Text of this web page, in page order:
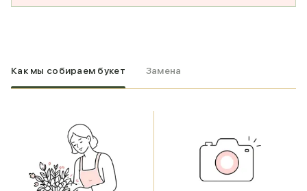
Как мы собираем букет Замена